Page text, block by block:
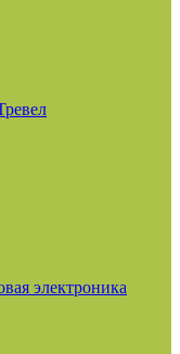
электроника